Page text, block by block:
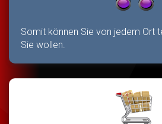
Somit können Sie von jedem Ort
Sie wollen.